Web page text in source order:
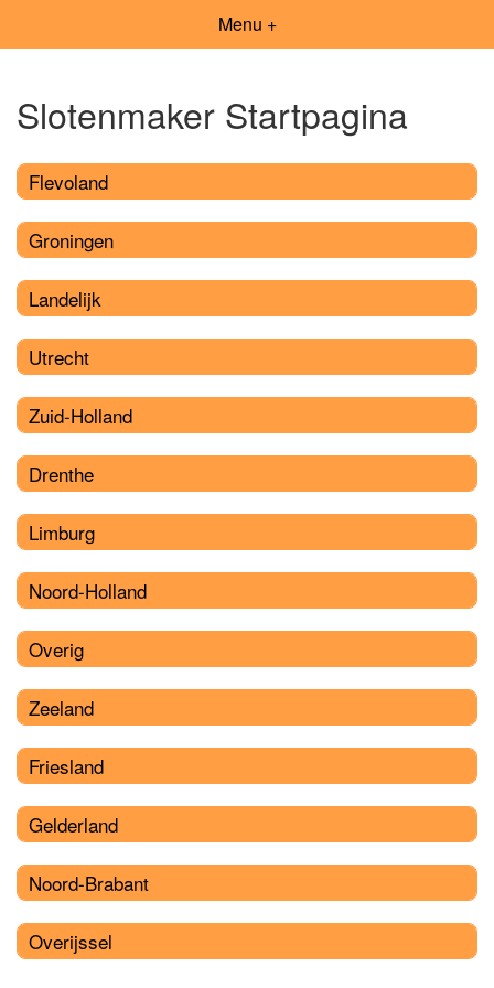
Menu +
Slotenmaker Startpagina
Flevoland
Groningen
Landelijk
Utrecht
Zuid-Holland
Drenthe
Limburg
Noord-Holland
Overig
Zeeland
Friesland
Gelderland
Noord-Brabant
Overijssel